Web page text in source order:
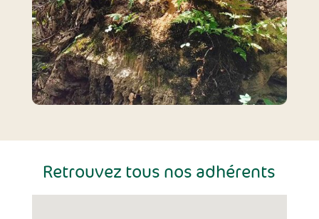
Retrouvez tous nos adhérents